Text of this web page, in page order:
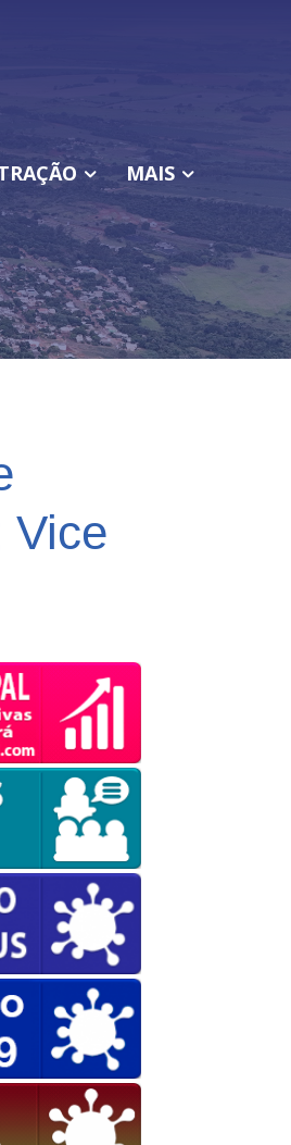
MAIS
Vice